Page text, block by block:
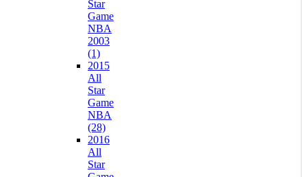
Star
Game
NBA
2003
(1)
2015
All
Star
Game
NBA
(28)
2016
All
Star